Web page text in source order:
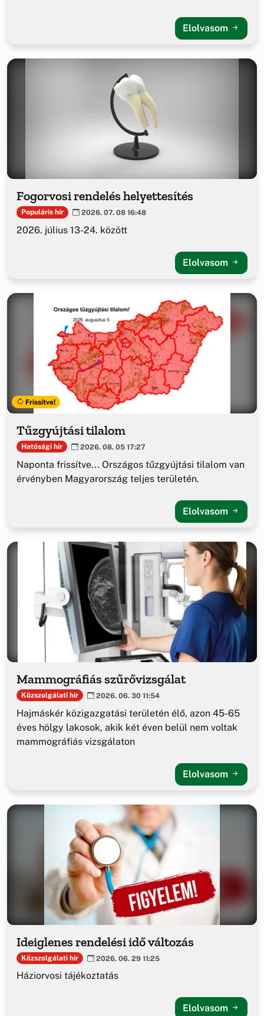
Elolvasom
Fogorvosi rendelés helyettesítés
Populáris hír 2026. 07. 08 16:48
2026. július 13-24. között
Elolvasom
Frissítve!
Tűzgyújtási tilalom
Hatósági hír 2026. 08. 05 17:27
Naponta frissítve... Országos tűzgyújtási tilalom van
érvényben Magyarország teljes területén.
Elolvasom
Mammográfiás szűrővizsgálat
Közszolgálati hír 2026. 06. 30 11:54
Hajmáskér közigazgatási területén élő, azon 45-65
éves hölgy lakosok, akik két éven belül nem voltak
mammográfiás vizsgálaton
Elolvasom
Ideiglenes rendelési idő változás
Közszolgálati hír 2026. 06. 29 11:25
Háziorvosi tájékoztatás
Elolvasom